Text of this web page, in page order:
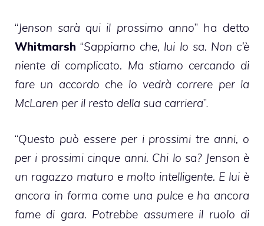
“Jenson sarà qui il prossimo anno” ha detto
Whitmarsh “Sappiamo che, lui lo sa. Non c’è
niente di complicato. Ma stiamo cercando di
fare un accordo che lo vedrà correre per la
McLaren per il resto della sua carriera”.
“Questo può essere per i prossimi tre anni, o
per i prossimi cinque anni. Chi lo sa? Jenson è
un ragazzo maturo e molto intelligente. E lui è
ancora in forma come una pulce e ha ancora
fame di gara. Potrebbe assumere il ruolo di